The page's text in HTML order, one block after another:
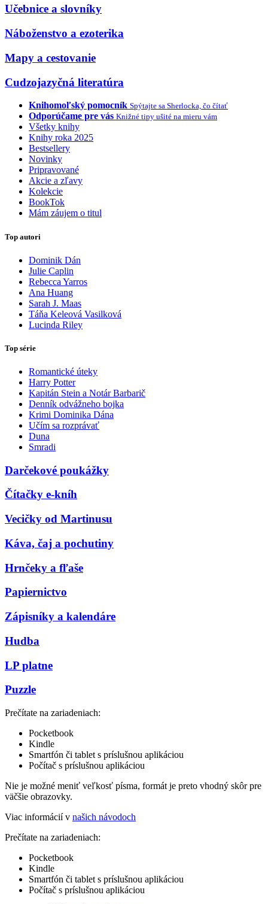
Učebnice a slovníky
Náboženstvo a ezoterika
Mapy a cestovanie
Cudzojazyčná literatúra
Knihomoľský pomocník Spýtajte sa Sherlocka, čo čítať
Odporúčame pre vás Knižné tipy ušité na mieru vám
Všetky knihy
Knihy roka 2025
Bestsellery
Novinky
Pripravované
Akcie a zľavy
Kolekcie
BookTok
Mám záujem o titul
Top autori
Dominik Dán
Julie Caplin
Rebecca Yarros
Ana Huang
Sarah J. Maas
Táňa Keleová Vasilková
Lucinda Riley
Top série
Romantické úteky
Harry Potter
Kapitán Stein a Notár Barbarič
Denník odvážneho bojka
Krimi Dominika Dána
Učím sa rozprávať
Duna
Smradi
Darčekové poukážky
Čítačky e-kníh
Vecičky od Martinusu
Káva, čaj a pochutiny
Hrnčeky a fľaše
Papiernictvo
Zápisníky a kalendáre
Hudba
LP platne
Puzzle
Prečítate na zariadeniach:
Pocketbook
Kindle
Smartfón či tablet s príslušnou aplikáciou
Počítač s príslušnou aplikáciou
Nie je možné meniť veľkosť písma, formát je preto vhodný skôr pre
väčšie obrazovky.
Viac informácií v našich návodoch
Prečítate na zariadeniach:
Pocketbook
Kindle
Smartfón či tablet s príslušnou aplikáciou
Počítač s príslušnou aplikáciou